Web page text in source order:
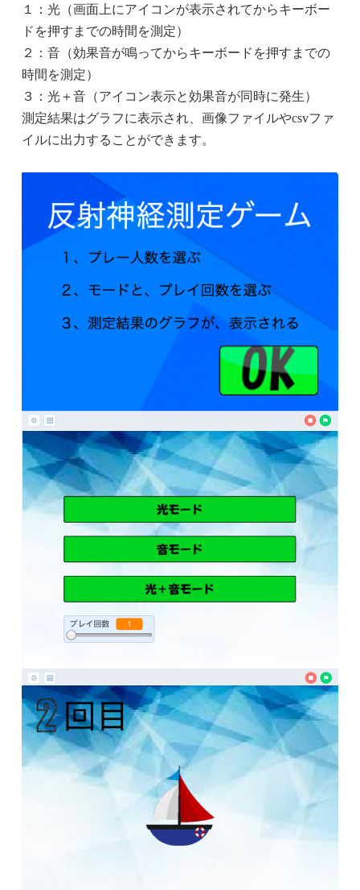
１：光（画面上にアイコンが表示されてからキーボー
ドを押すまでの時間を測定）
２：音（効果音が鳴ってからキーボードを押すまでの
時間を測定）
３：光＋音（アイコン表示と効果音が同時に発生）
測定結果はグラフに表示され、画像ファイルやcsvファ
イルに出力することができます。